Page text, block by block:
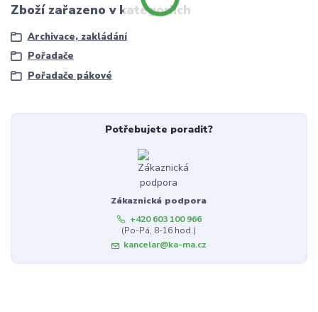
Zboží zařazeno v kategoriích
Archivace, zakládání
Pořadače
Pořadače pákové
Potřebujete poradit?
Zákaznická podpora
+420 603 100 966
(Po-Pá, 8-16 hod.)
kancelar@ka-ma.cz